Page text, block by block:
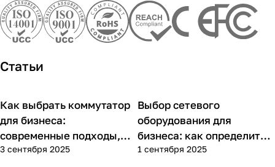
Статьи
Советы покупателям
Как выбрать коммутатор
для бизнеса:
современные подходы,
практика применения и
3 сентября 2025
Советы покупателям
Выбор сетевого
оборудования для
бизнеса: как определить
потребности компании и
1 сентября 2025